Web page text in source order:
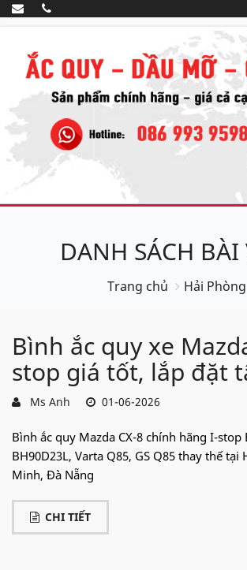
DANH SÁCH BÀI
Trang chủ Hải Phòng
Bình ắc quy xe
stop giá tốt, lắp đặt
Ms Anh 01-06-2026
Bình ắc quy Mazda CX-8 chính hãng I-stop
BH90D23L, Varta Q85, GS Q85 thay thế tại
Minh, Đà Nẵng
CHI TIẾT